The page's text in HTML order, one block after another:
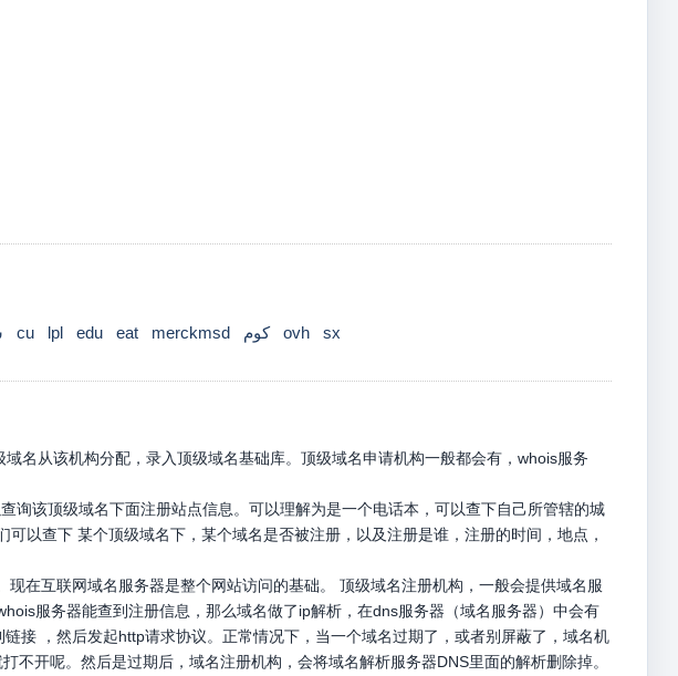
cu lpl edu eat merckmsd كوم ovh sx
名从该机构分配，录入顶级域名基础库。顶级域名申请机构一般都会有，whois服务
询该顶级域名下面注册站点信息。可以理解为是一个电话本，可以查下自己所管辖的城
以查下 某个顶级域名下，某个域名是否被注册，以及注册是谁，注册的时间，地点，
在互联网域名服务器是整个网站访问的基础。 顶级域名注册机构，一般会提供域名服
服务器能查到注册信息，那么域名做了ip解析，在dns服务器（域名服务器）中会有
接 ，然后发起http请求协议。正常情况下，当一个域名过期了，或者别屏蔽了，域名机
开呢。然后是过期后，域名注册机构，会将域名解析服务器DNS里面的解析删除掉。